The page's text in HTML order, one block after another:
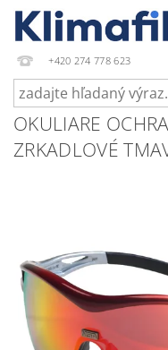
+420 274 778 623
OKULIARE
ZRKADLOVÉ